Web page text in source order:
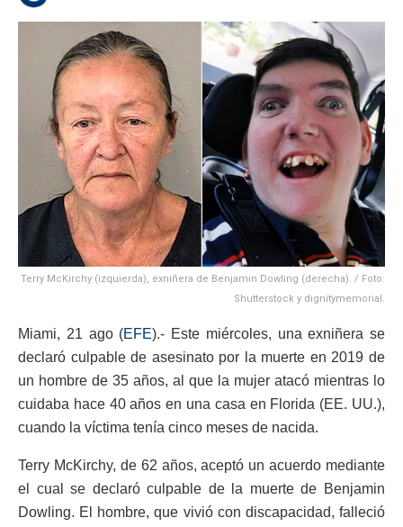
Terry McKirchy (izquierda), exniñera de Benjamin Dowling (derecha). / Foto:
Shutterstock y dignitymemorial.
Miami, 21 ago (EFE).- Este miércoles, una exniñera se
declaró culpable de asesinato por la muerte en 2019 de
un hombre de 35 años, al que la mujer atacó mientras lo
cuidaba hace 40 años en una casa en Florida (EE. UU.),
cuando la víctima tenía cinco meses de nacida.
Terry McKirchy, de 62 años, aceptó un acuerdo mediante
el cual se declaró culpable de la muerte de Benjamin
Dowling. El hombre, que vivió con discapacidad, falleció